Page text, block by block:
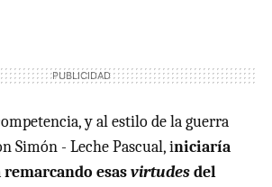
y al estilo de la guerra
Simón - Leche Pascual, iniciaría
esasvirtudesdel